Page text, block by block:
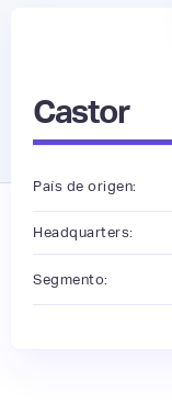
Castor
País de origen:
Headquarters:
Segmento: